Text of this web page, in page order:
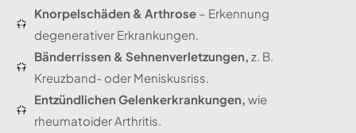
Knorpelschäden & Arthrose– Erkennung
degenerativer Erkrankungen.
Bänderrissen & Sehnenverletzungen, z. B.
Kreuzband- oder Meniskusriss.
Entzündlichen Gelenkerkrankungen, wie
rheumatoider Arthritis.